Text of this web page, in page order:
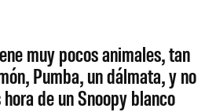
muy pocos animales, tan
Pumba, un dálmata, y no
hora de un Snoopy blanco